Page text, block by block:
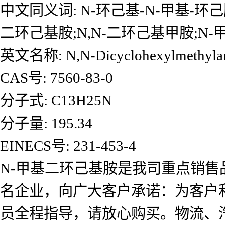
中文同义词: N-环己基-N-甲基-环
二环己基胺;N,N-二环己基甲胺;N-
英文名称: N,N-
CAS号: 7560-83-0
分子式: C13H25N
分子量: 195.34
EINECS号: 231-453-4
N-甲基二环己基胺是我司重点销
名企业，向广大客户承诺：为客
员全程指导，请放心购买。物流